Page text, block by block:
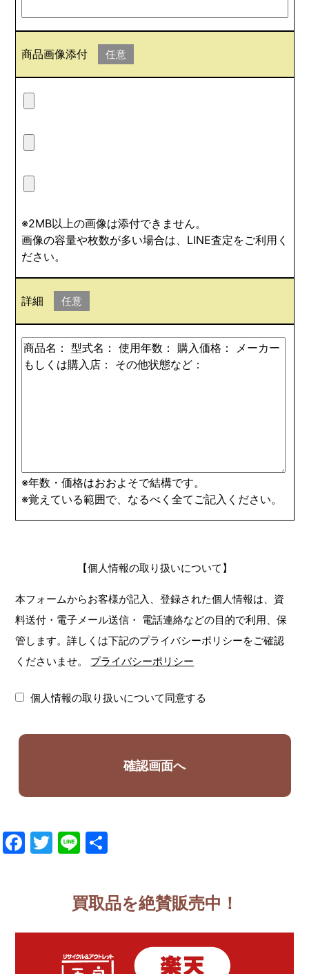
商品画像添付 任意
※2MB以上の画像は添付できません。
画像の容量や枚数が多い場合は、LINE査定をご利用く
ださい。
詳細 任意
※年数・価格はおおよそで結構です。
※覚えている範囲で、なるべく全てご記入ください。
【個人情報の取り扱いについて】
本フォームからお客様が記入、登録された個人情報は、資
料送付・電子メール送信・ 電話連絡などの目的で利用、保
管します。詳しくは下記のプライバシーポリシーをご確認
くださいませ。
プライバシーポリシー
個人情報の取り扱いについて同意する
Facebook
Twitter
Line
買取品を絶賛販売中！